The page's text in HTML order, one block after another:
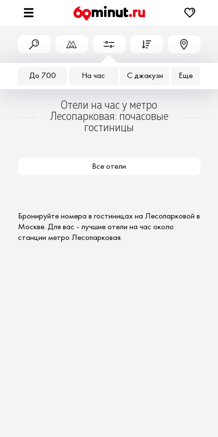
До 700 На час С джакузи Еще
Отели на час у метро
Лесопарковая: почасовые
гостиницы
Все отели
Бронируйте номера в гостиницах на Лесопарковой в
Москве. Для вас - лучшие отели на час около
станции метро Лесопарковая.